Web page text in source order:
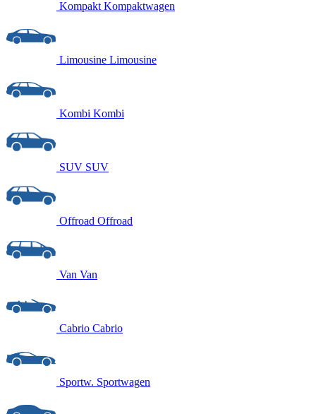
Kompakt Kompaktwagen
Limousine Limousine
Kombi Kombi
SUV SUV
Offroad Offroad
Van Van
Cabrio Cabrio
Sportw. Sportwagen